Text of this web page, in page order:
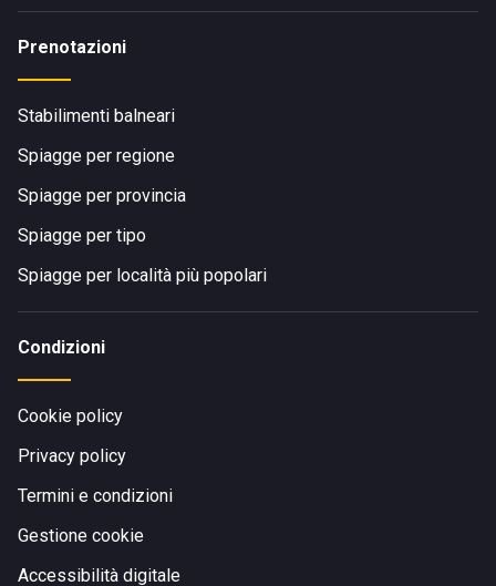
Prenotazioni
Stabilimenti balneari
Spiagge per regione
Spiagge per provincia
Spiagge per tipo
Spiagge per località più popolari
Condizioni
Cookie policy
Privacy policy
Termini e condizioni
Gestione cookie
Accessibilità digitale